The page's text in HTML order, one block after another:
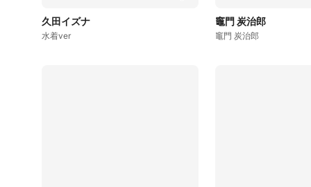
久田イズナ
水着ver
竈門 炭治郎
竈門 炭治郎